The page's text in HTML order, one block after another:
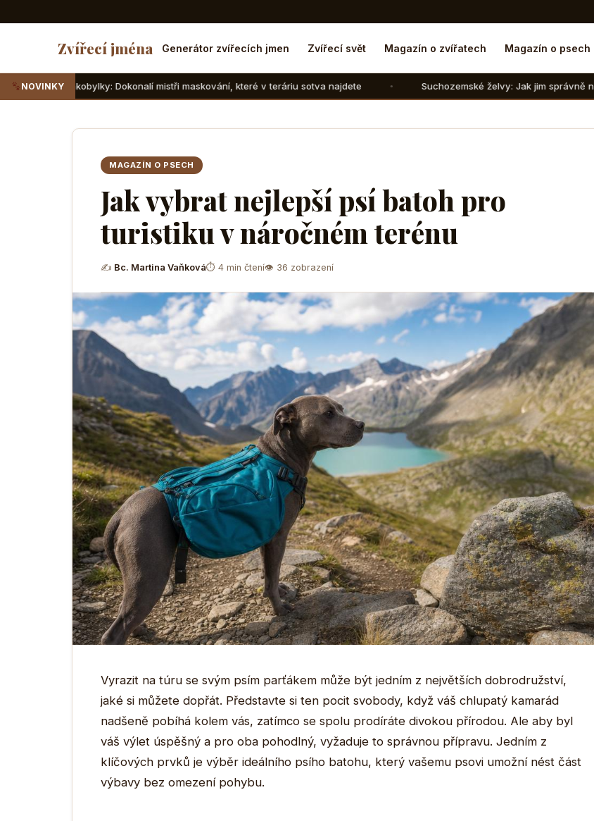
Zvířecí jména Generátor zvířecích jmen Zvířecí svět Magazín o zvířatech Magazín o psech
NOVINKY
Dokonalí mistři maskování, které v teráriu sotva najdete Suchozemské želvy: Jak jim správně nasimulovat zimní
MAGAZÍN O PSECH
Jak vybrat nejlepší psí batoh pro
turistiku v náročném terénu
✍ Bc. Martina Vaňková⏱ 4 min čtení👁 36 zobrazení
Vyrazit na túru se svým psím parťákem může být jedním z největších dobrodružství,
jaké si můžete dopřát. Představte si ten pocit svobody, když váš chlupatý kamarád
nadšeně pobíhá kolem vás, zatímco se spolu prodíráte divokou přírodou. Ale aby byl
váš výlet úspěšný a pro oba pohodlný, vyžaduje to správnou přípravu. Jedním z
klíčových prvků je výběr ideálního psího batohu, který vašemu psovi umožní nést část
výbavy bez omezení pohybu.